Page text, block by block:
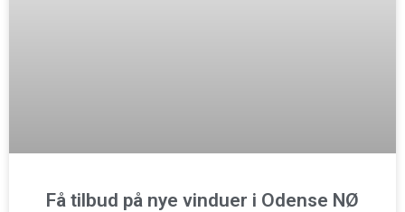
Få tilbud på nye vinduer i Odense NØ